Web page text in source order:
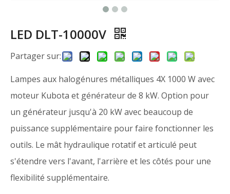
LED DLT-10000V
Partager sur:
Lampes aux halogénures métalliques 4X 1000 W avec
moteur Kubota et générateur de 8 kW. Option pour
un générateur jusqu'à 20 kW avec beaucoup de
puissance supplémentaire pour faire fonctionner les
outils. Le mât hydraulique rotatif et articulé peut
s'étendre vers l'avant, l'arrière et les côtés pour une
flexibilité supplémentaire.